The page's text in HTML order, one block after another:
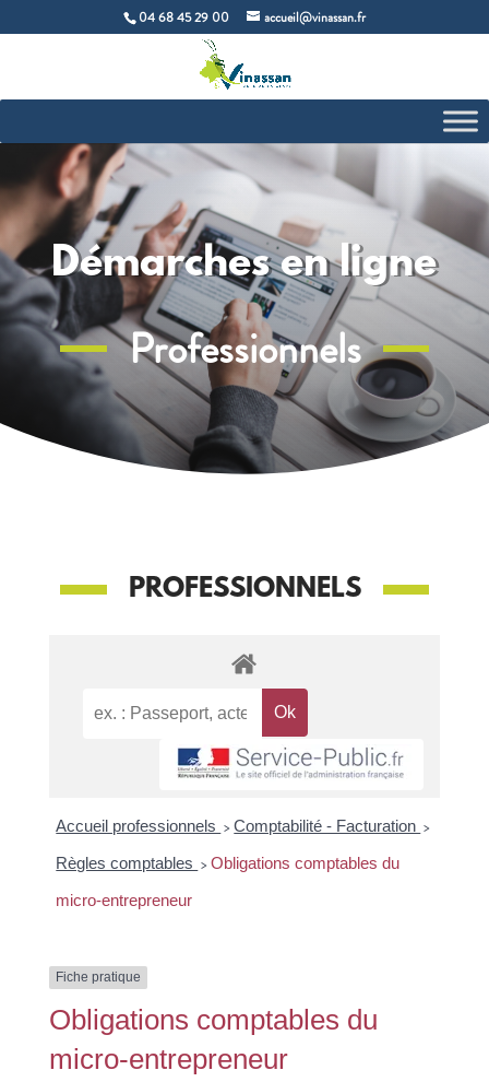
04 68 45 29 00 accueil@vinassan.fr
Démarches en ligne
Professionnels
PROFESSIONNELS
Accueil professionnels > Comptabilité - Facturation >
Règles comptables > Obligations comptables du
micro-entrepreneur
Fiche pratique
Obligations comptables du
micro-entrepreneur